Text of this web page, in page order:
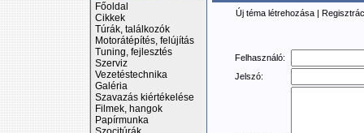
Főoldal
Cikkek
Túrák, találkozók
Motorátépítés, felújítás
Tuning, fejlesztés
Szerviz
Vezetéstechnika
Galéria
Szavazás kiértékelése
Filmek, hangok
Papírmunka
Új téma létrehozása |
Felhasználó:
Jelszó: